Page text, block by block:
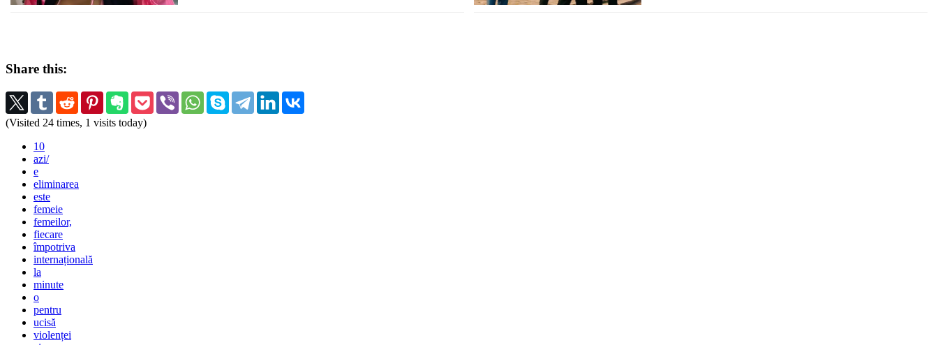
Share this:
(Visited 24 times, 1 visits today)
10
azi/
e
eliminarea
este
femeie
femeilor,
fiecare
împotriva
internațională
la
minute
o
pentru
ucisă
violenței